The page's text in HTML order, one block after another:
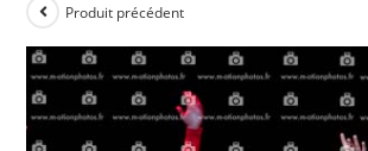
Produit précédent